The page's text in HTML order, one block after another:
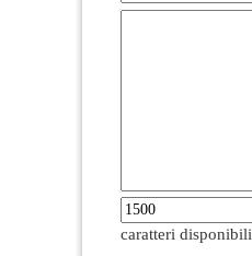
caratteri disponibili